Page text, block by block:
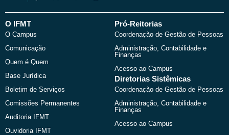
e
o
k
w
t
t
O IFMT
O Campus
Comunicação
Quem é Quem
Base Jurídica
Boletim de Serviços
Comissões Permanentes
Auditoria IFMT
Ouvidoria IFMT
Pró-Reitorias
Coordenação de Gestão de Pessoas
Administração, Contabilidade e
Finanças
Acesso ao Campus
Diretorias Sistêmicas
Coordenação de Gestão de Pessoas
Administração, Contabilidade e
Finanças
Acesso ao Campus